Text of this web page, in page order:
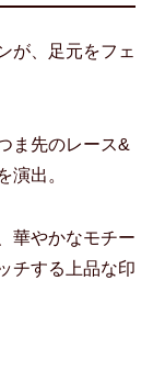
が、足元をフェ
ま先のレース&
演出。
華やかなモチー
チする上品な印